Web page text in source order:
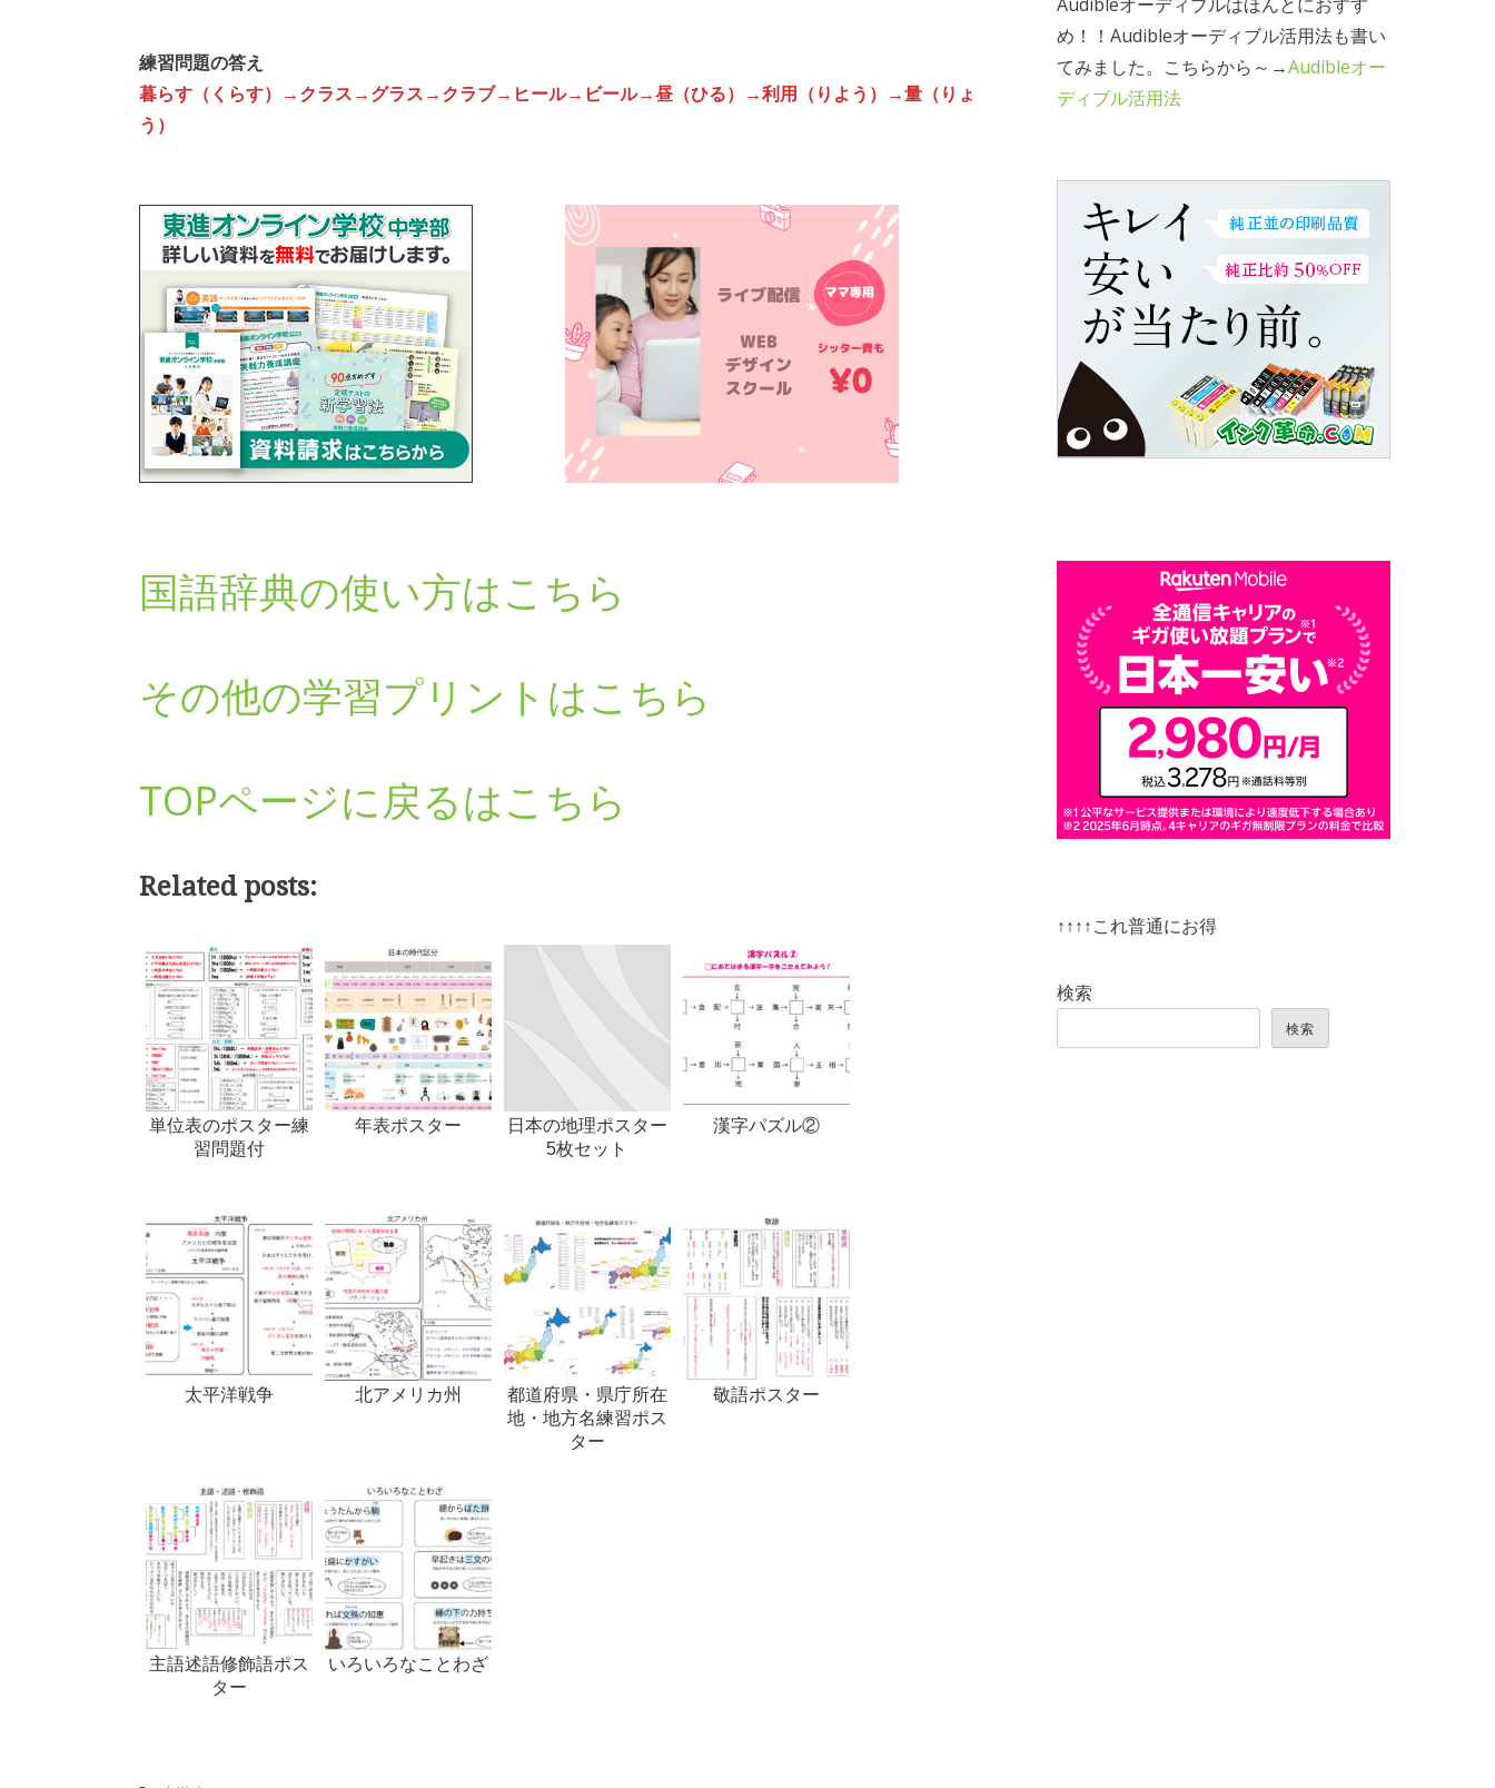
練習問題の答え
暮らす（くらす）→クラス→グラス→クラブ→ヒール→ビール→昼（ひる）→利用（りよう）→量（りょ
う）
国語辞典の使い方はこちら
その他の学習プリントはこちら
TOPページに戻るはこちら
Related posts:
単位表のポスター練
習問題付
年表ポスター
日本の地理ポスター
5枚セット
漢字パズル②
太平洋戦争 北アメリカ州
都道府県・県庁所在
地・地方名練習ポス
ター
敬語ポスター
主語述語修飾語ポス
ター
いろいろなことわざ
め！！Audibleオーディブル活用法も書い
てみました。こちらから～→Audibleオー
ディブル活用法
↑↑↑↑これ普通にお得
検索
検索